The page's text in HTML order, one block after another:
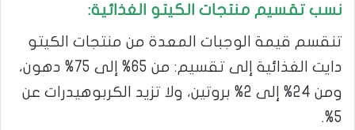
نسب تقسيم منتجات الكيتو الغذائية:
تنقسم قيمة الوجبات المعدة من منتجات الكيتو
دايت الغذائية إلى تقسيم: من 65% إلى 75% دهون،
ومن 24% إلى 2% بروتين، ولا تزيد الكربوهيدرات عن
5%.